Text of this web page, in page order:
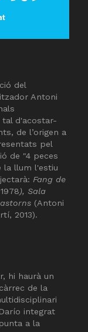
del
Antoni
d'acostar-
de l’origen a
pel
de "4 peces
la llum l'estiu
Fang de
), Sala
(Antoni
2013).
hi haurà un
de la
integrat
a la